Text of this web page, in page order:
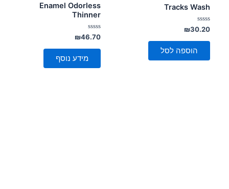
Tracks Wash
דורג
0
מתוך
₪30.20
הוספה לסל
Enamel Odorless
Thinner
דורג
0
מתוך
₪46.70
מידע נוסף